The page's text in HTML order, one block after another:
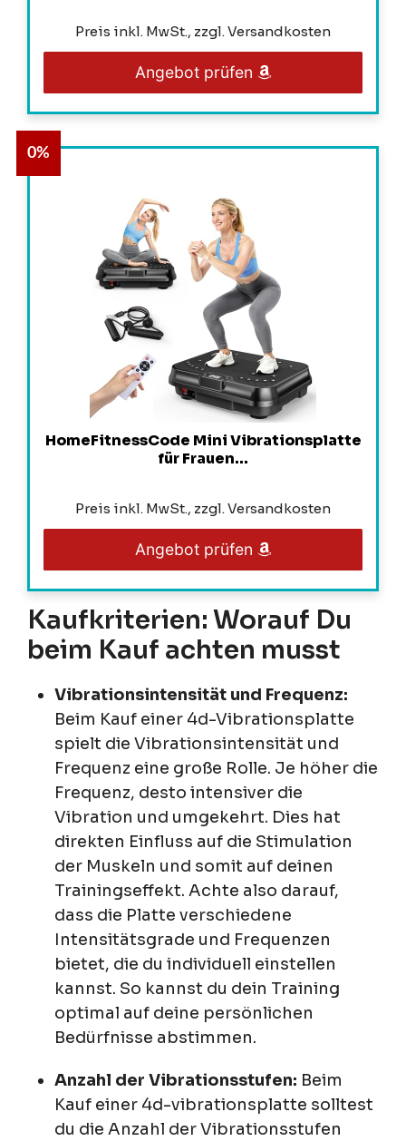
Preis inkl. MwSt., zzgl. Versandkosten
Angebot prüfen
0%
HomeFitnessCode Mini Vibrationsplatte
für Frauen...
Preis inkl. MwSt., zzgl. Versandkosten
Angebot prüfen
Kaufkriterien: Worauf Du
beim Kauf achten musst
Vibrationsintensität und Frequenz:
Beim Kauf einer 4d-Vibrationsplatte
spielt die Vibrationsintensität und
Frequenz eine große Rolle. Je höher die
Frequenz, desto intensiver die
Vibration und umgekehrt. Dies hat
direkten Einfluss auf die Stimulation
der Muskeln und somit auf deinen
Trainingseffekt. Achte also darauf,
dass die Platte verschiedene
Intensitätsgrade und Frequenzen
bietet, die du individuell einstellen
kannst. So kannst du dein Training
optimal auf deine persönlichen
Bedürfnisse abstimmen.
Anzahl der Vibrationsstufen: Beim
Kauf einer 4d-vibrationsplatte solltest
du die Anzahl der Vibrationsstufen